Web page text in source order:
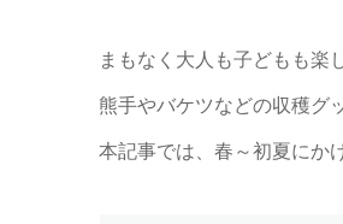
まもなく大人も子どもも楽
熊手やバケツなどの収穫グ
本記事では、春～初夏にか